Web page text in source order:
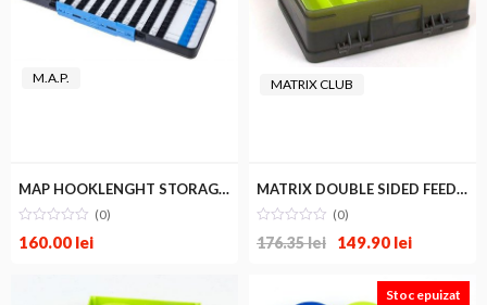
M.A.P.
MAP HOOKLENGHT STORAGE BOX NEW
(0)
160.00 lei
MATRIX CLUB
MATRIX DOUBLE SIDED FEEDER&TACKLE BOX
(0)
176.35lei 149.90 lei
Stoc epuizat